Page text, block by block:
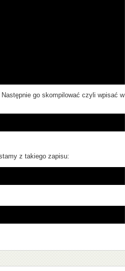
go skompilować czyli wpisać w
z takiego zapisu: